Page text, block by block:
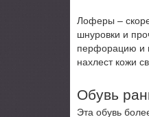
Лоферы –
шнуровки и
перфорацию и
нахлест кожи
Обувь
Эта обувь